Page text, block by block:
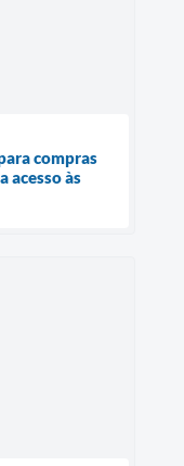
compras
acesso às